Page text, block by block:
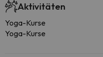
Aktivitäten
Yoga-Kurse
Yoga-Kurse